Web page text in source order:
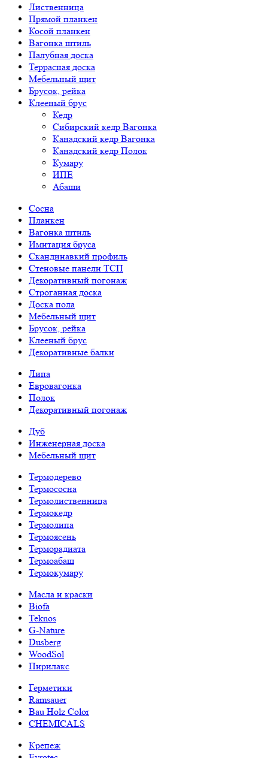
Лиственница
Прямой планкен
Косой планкен
Вагонка штиль
Палубная доска
Террасная доска
Мебельный щит
Брусок, рейка
Клееный брус
Кедр
Сибирский кедр Вагонка
Канадский кедр Вагонка
Канадский кедр Полок
Кумару
ИПЕ
Абаши
Сосна
Планкен
Вагонка штиль
Имитация бруса
Скандинавкий профиль
Стеновые панели ТСП
Декоративный погонаж
Строганная доска
Доска пола
Мебельный щит
Брусок, рейка
Клееный брус
Декоративные балки
Липа
Евровагонка
Полок
Декоративный погонаж
Дуб
Инженерная доска
Мебельный щит
Термодерево
Термососна
Термолиственница
Термокедр
Термолипа
Термоясень
Терморадиата
Термоабаш
Термокумару
Масла и краски
Biofa
Teknos
G-Nature
Dusberg
WoodSol
Пирилакс
Герметики
Ramsauer
Bau Holz Color
CHEMICALS
Крепеж